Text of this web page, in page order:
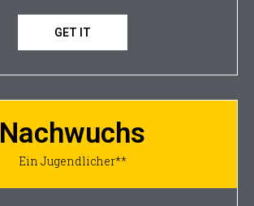
GET IT
Nachwuchs
Ein Jugendlicher**